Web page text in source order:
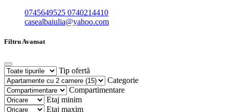
0745649525 0740214410
casealbaiulia@yahoo.com
Filtru Avansat
Tip ofertă
Categorie
Compartimentare
Etaj minim
Etaj maxim